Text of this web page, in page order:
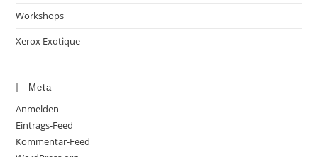
Workshops
Xerox Exotique
Meta
Anmelden
Eintrags-Feed
Kommentar-Feed